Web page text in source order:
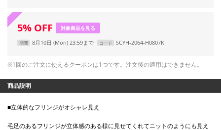
5% OFF 対象商品を見る
期間 8月10日 (Mon) 23:59まで コード SCYH-2064-H0807K
※1回のご注文に使えるクーポンは1つです。注文後の適用はできません。
商品説明
■立体的なフリンジがオシャレ見え
毛足のあるフリンジが立体感のある様に見せてくれてニットのようにも見え